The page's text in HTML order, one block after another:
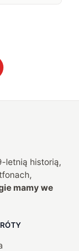
-letnią historią,
mamy we